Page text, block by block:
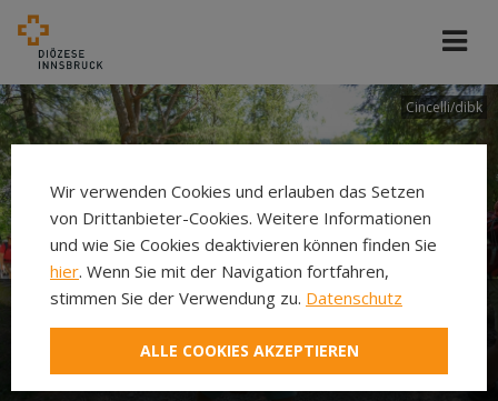
Cincelli/dibk
Neuer Pilgerweg Via
Laudato si’
Wir verwenden Cookies und erlauben das Setzen
von Drittanbieter-Cookies. Weitere Informationen
und wie Sie Cookies deaktivieren können finden Sie
hier. Wenn Sie mit der Navigation fortfahren,
stimmen Sie der Verwendung zu. Datenschutz
ALLE COOKIES AKZEPTIEREN